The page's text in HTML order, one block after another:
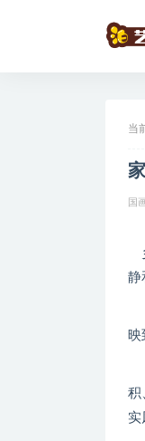
当
国
静
映
积
实